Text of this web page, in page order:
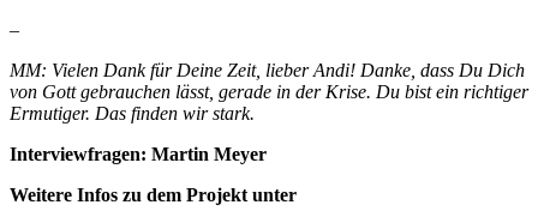
–
MM: Vielen Dank für Deine Zeit, lieber Andi! Danke, dass Du Dich
von Gott gebrauchen lässt, gerade in der Krise. Du bist ein richtiger
Ermutiger. Das finden wir stark.
Interviewfragen: Martin Meyer
Weitere Infos zu dem Projekt unter